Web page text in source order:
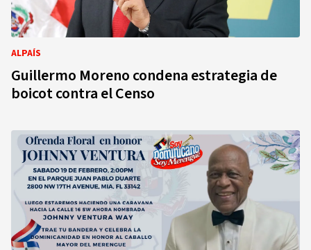
ALPAÍS
Guillermo Moreno condena estrategia de
boicot contra el Censo